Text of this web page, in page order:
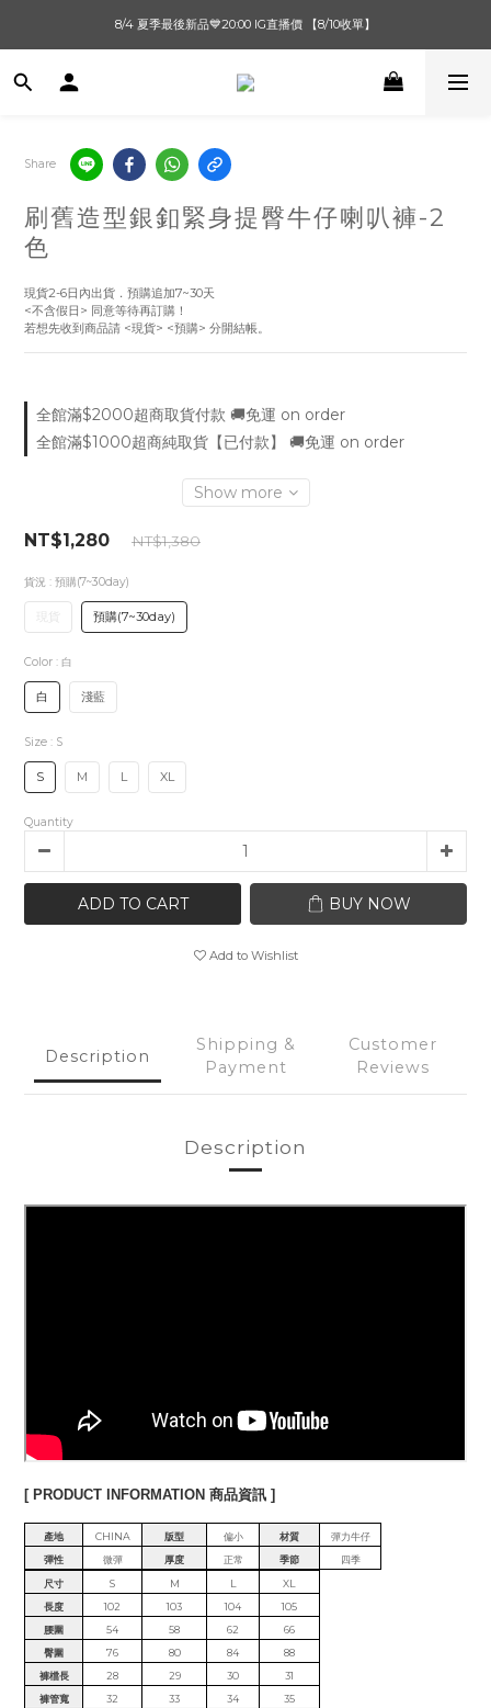
單筆滿$1000【先付款】 / 滿$2000【超取付款】 🚚免運費
8/4 夏季最後新品💙20:00 IG直播價 【8/10收單】
單筆滿$1000【先付款】 / 滿$2000【超取付款】 🚚免運費
Share
刷舊造型銀釦緊身提臀牛仔喇叭褲-2
色
現貨2-6日內出貨．預購追加7~30天
<不含假日> 同意等待再訂購！
若想先收到商品請 <現貨> <預購> 分開結帳。
全館滿$2000超商取貨付款 🚚免運 on order
全館滿$1000超商純取貨【已付款】 🚚免運 on order
Show more
NT$1,280 NT$1,380
貨況 : 預購(7~30day)
預購(7~30day)
Color : 白
白 淺藍
Size : S
S M L XL
Quantity
ADD TO CART BUY NOW
Add to Wishlist
Description
Shipping &
Payment
Customer
Reviews
Description
[ PRODUCT INFORMATION 商品資訊 ]
產地 CHINA 版型 偏小 材質
彈力牛仔
彈性
微彈 厚度 正常 季節
四季
尺寸
S M L
XL
長度
102 103 104
105
腰圍
54 58 62
66
臀圍
76 80 84
88
褲檔長
28 29 30
31
褲管寬
32 33 34
35